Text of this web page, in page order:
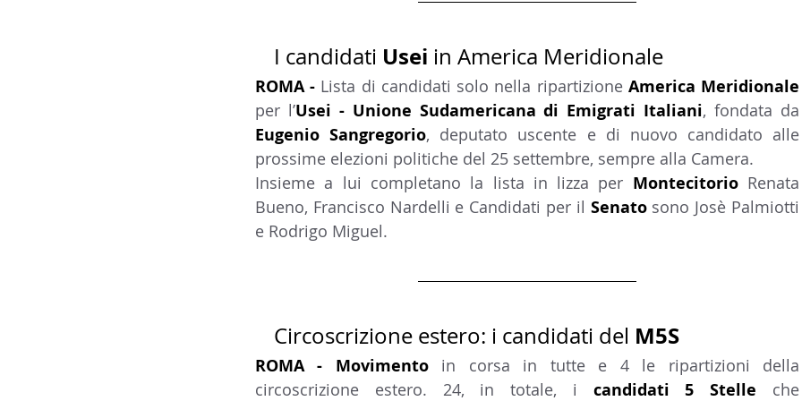
17 - ASSOCIAZIONI 18 - MAPPE ITALIANI ALL'ESTERO 19 - EUROPA
20 - AMERICA 21 - AMERICA-CENTRO 22 - AMERICA DEL SUD 23 -
24 - ASIA 25 - OCEANIA
I candidati Usei in America Meridionale
ROMA - Lista di candidati solo nella ripartizione
per l’Usei - Unione Sudamericana di Emigrati Italiani
Eugenio Sangregorio, deputato uscente e di nuovo candidato alle
prossime elezioni politiche del 25 settembre, sempre alla Camera.
Insieme a lui completano la lista in lizza per Montecitorio Renata
Bueno, Francisco Nardelli e Candidati per il Senato sono Josè Palmiotti
e Rodrigo Miguel.
Circoscrizione estero: i candidati del M5S
ROMA - Movimento in corsa in tutte e 4 le ripartizioni della
circoscrizione estero. 24, in totale, i candidati 5 Stelle che